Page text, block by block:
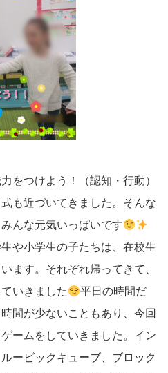
をつけよう！（認知・行動）
も近づいてきました。そんな
んな元気いっぱいです
や小学生の子たちは、在校生
ます。それぞれ帰ってきて、
いきました
平日の時間だ
間が少ないこともあり、今回
ームをしていきました。イン
ービックキューブ、ブロック